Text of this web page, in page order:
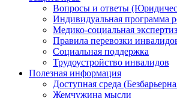
Вопросы и ответы
Индивидуальная программа
Медико-социальная
Правила перевозки
Социальная поддержка
Трудоустройство инвалидов
Полезная информация
Доступная среда
Жемчужина мысли